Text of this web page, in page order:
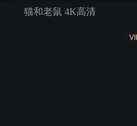
猫和老鼠 4K高清